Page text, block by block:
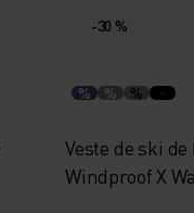
-30 %
% % %
Veste de ski
Windproof X